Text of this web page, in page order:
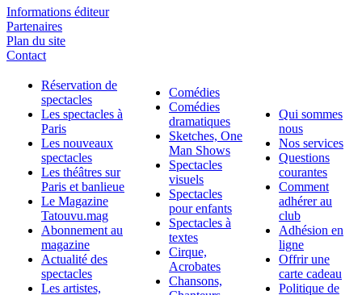
Informations éditeur
Partenaires
Plan du site
Contact
Réservation de
spectacles
Les spectacles à
Paris
Les nouveaux
spectacles
Les théâtres sur
Paris et banlieue
Le Magazine
Tatouvu.mag
Abonnement au
magazine
Actualité des
spectacles
Les artistes,
Comédies
Comédies
dramatiques
Sketches, One
Man Shows
Spectacles
visuels
Spectacles
pour enfants
Spectacles à
textes
Cirque,
Acrobates
Chansons,
Qui sommes
nous
Nos services
Questions
courantes
Comment
adhérer au
club
Adhésion en
ligne
Offrir une
carte cadeau
Politique de